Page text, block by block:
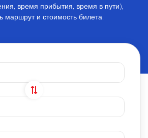
время прибытия, время в пути),
маршрут и стоимость билета.